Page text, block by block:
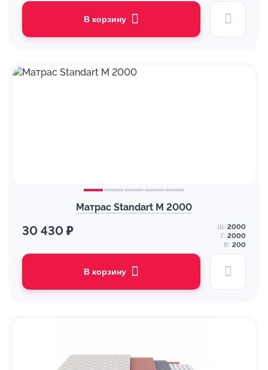
В корзину
Матрас Standart M 2000
30 430 ₽ Ш: 2000
Г: 2000
В: 200
В корзину